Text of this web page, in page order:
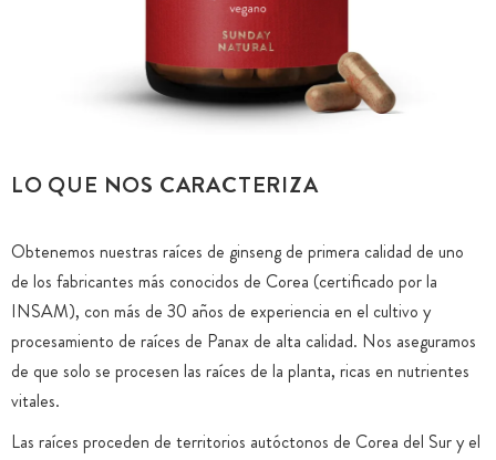
LO QUE NOS CARACTERIZA
Obtenemos nuestras raíces de ginseng de primera calidad de uno
de los fabricantes más conocidos de Corea (certificado por la
INSAM), con más de 30 años de experiencia en el cultivo y
procesamiento de raíces de Panax de alta calidad. Nos aseguramos
de que solo se procesen las raíces de la planta, ricas en nutrientes
vitales.
Las raíces proceden de territorios autóctonos de Corea del Sur y el